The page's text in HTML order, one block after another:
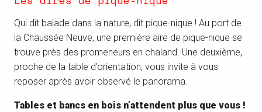
Qui dit balade dans la nature, dit pique-nique ! Au port de
la Chaussée Neuve, une première aire de pique-nique se
trouve près des promeneurs en chaland. Une deuxième,
proche de la table d’orientation, vous invite à vous
reposer après avoir observé le panorama.
Tables et bancs en bois n’attendent plus que vous !